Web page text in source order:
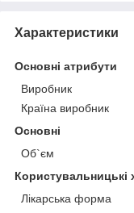
Характеристики
Основні атрибути
Виробник
Країна виробник
Основні
Об`єм
Користувальницькі
Лікарська форма